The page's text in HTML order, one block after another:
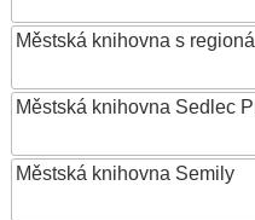
Městská knihovna s
Městská knihovna Sedlec
Městská knihovna Semily